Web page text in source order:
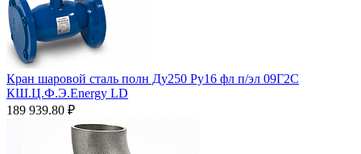
Кран шаровой сталь полн Ду250 Ру16 фл п/эл 09Г2С
КШ.Ц.Ф.Э.Energy LD
189 939.80 ₽